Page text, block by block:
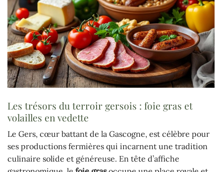
Les trésors du terroir gersois : foie gras et
volailles en vedette
Le Gers, cœur battant de la Gascogne, est célèbre pour
ses productions fermières qui incarnent une tradition
culinaire solide et généreuse. En tête d’affiche